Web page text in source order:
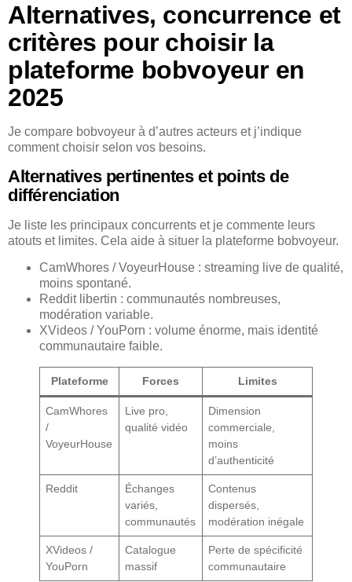
Alternatives, concurrence et
critères pour choisir la
plateforme bobvoyeur en
2025
Je compare bobvoyeur à d’autres acteurs et j’indique
comment choisir selon vos besoins.
Alternatives pertinentes et points de
différenciation
Je liste les principaux concurrents et je commente leurs
atouts et limites. Cela aide à situer la plateforme bobvoyeur.
CamWhores / VoyeurHouse : streaming live de qualité,
moins spontané.
Reddit libertin : communautés nombreuses,
modération variable.
XVideos / YouPorn : volume énorme, mais identité
communautaire faible.
Plateforme Forces Limites
CamWhores
/
VoyeurHouse
Live pro,
qualité vidéo
Dimension
commerciale,
moins
d’authenticité
Reddit
Échanges
variés,
communautés
Contenus
dispersés,
modération inégale
XVideos /
YouPorn
Catalogue
massif
Perte de spécificité
communautaire